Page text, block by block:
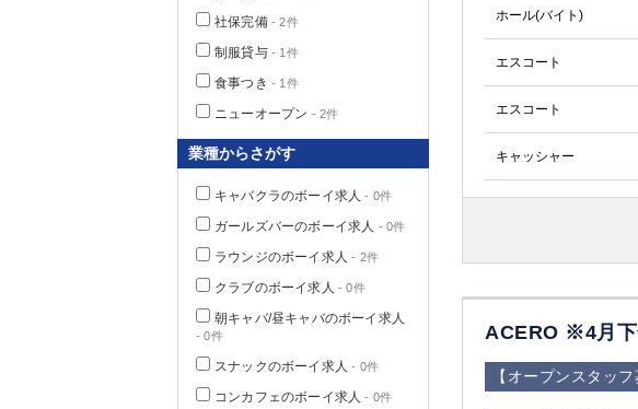
ホール(バイト)
エスコート
エスコート
キャッシャー
ACERO ※4月下
【オープンスタッ
社保完備- 2件
制服貸与- 1件
食事つき - 1件
ニューオープン - 2件
業種からさがす
キャバクラのボーイ求人 - 0件
ガールズバーのボーイ求人 - 0件
ラウンジのボーイ求人 - 2件
クラブのボーイ求人 - 0件
朝キャバ/昼キャバのボーイ求人
- 0件
スナックのボーイ求人 - 0件
コンカフェのボーイ求人 - 0件
茅ヶ崎
厚木
春日部
千葉県
浦安